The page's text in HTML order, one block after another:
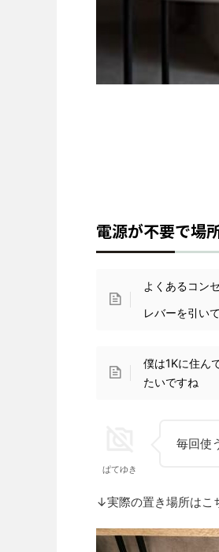
電源が不要で場
よくあるコン
レバーを引い
僕は1Kに住ん
たいですね
ぱてゆき
毎回使
↓実際の置き場所はこ